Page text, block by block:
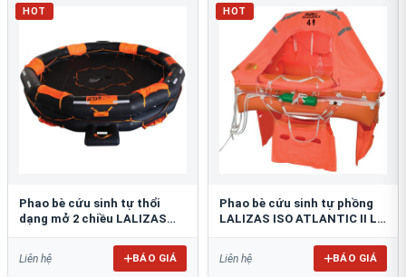
HOT
Phao bè cứu sinh tự thổi
dạng mở 2 chiều LALIZAS
Liên hệ BÁO GIÁ
HOT
Phao bè cứu sinh tự phồng
LALIZAS ISO ATLANTIC II L
Liên hệ BÁO GIÁ